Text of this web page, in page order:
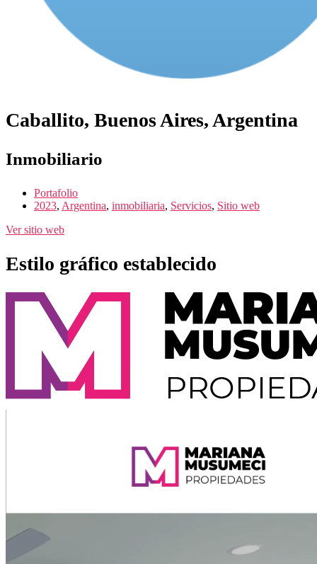
Caballito, Buenos Aires, Argentina
Inmobiliario
Portafolio
2023, Argentina, inmobiliaria, Servicios, Sitio web
Ver sitio web
Estilo gráfico establecido